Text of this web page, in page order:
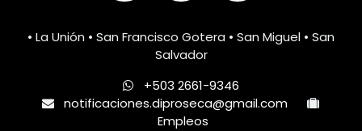
• La Unión • San Francisco Gotera • San Miguel • San
Salvador
+503 2661-9346
notificaciones.diproseca@gmail.com
Empleos